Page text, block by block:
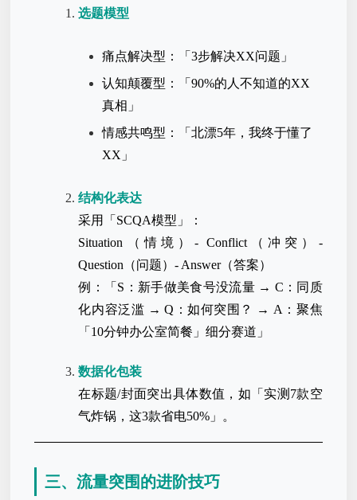
选题模型
痛点解决型：「3步解决XX问题」
认知颠覆型：「90%的人不知道的XX
真相」
情感共鸣型：「北漂5年，我终于懂了
XX」
结构化表达
采用「SCQA模型」：
Situation（情境）- Conflict（冲突）-
Question（问题）- Answer（答案）
例：「S：新手做美食号没流量 → C：同质
化内容泛滥 → Q：如何突围？ → A：聚焦
「10分钟办公室简餐」细分赛道」
数据化包装
在标题/封面突出具体数值，如「实测7款空
气炸锅，这3款省电50%」。
三、流量突围的进阶技巧